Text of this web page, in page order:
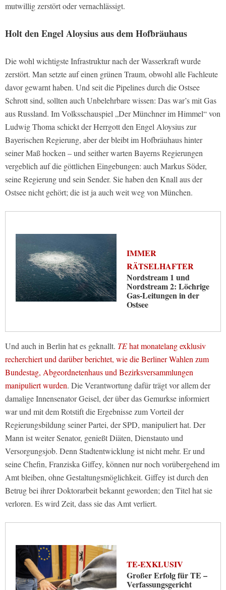
mutwillig zerstört oder vernachlässigt.
Holt den Engel Aloysius aus dem Hofbräuhaus
Die wohl wichtigste Infrastruktur nach der Wasserkraft wurde
zerstört. Man setzte auf einen grünen Traum, obwohl alle Fachleute
davor gewarnt haben. Und seit die Pipelines durch die Ostsee
Schrott sind, sollten auch Unbelehrbare wissen: Das war’s mit Gas
aus Russland. Im Volksschauspiel „Der Münchner im Himmel“ von
Ludwig Thoma schickt der Herrgott den Engel Aloysius zur
Bayerischen Regierung, aber der bleibt im Hofbräuhaus hinter
seiner Maß hocken – und seither warten Bayerns Regierungen
vergeblich auf die göttlichen Eingebungen: auch Markus Söder,
seine Regierung und sein Sender. Sie haben den Knall aus der
Ostsee nicht gehört; die ist ja auch weit weg von München.
IMMER
RÄTSELHAFTER
Nordstream 1 und
Nordstream 2: Löchrige
Gas-Leitungen in der
Ostsee
Und auch in Berlin hat es geknallt. TEhat monatelang exklusiv
recherchiert und darüber berichtet, wie die Berliner Wahlen zum
Bundestag, Abgeordnetenhaus und Bezirksversammlungen
manipuliert wurden. Die Verantwortung dafür trägt vor allem der
damalige Innensenator Geisel, der über das Gemurkse informiert
war und mit dem Rotstift die Ergebnisse zum Vorteil der
Regierungsbildung seiner Partei, der SPD, manipuliert hat. Der
Mann ist weiter Senator, genießt Diäten, Dienstauto und
Versorgungsjob. Denn Stadtentwicklung ist nicht mehr. Er und
seine Chefin, Franziska Giffey, können nur noch vorübergehend im
Amt bleiben, ohne Gestaltungsmöglichkeit. Giffey ist durch den
Betrug bei ihrer Doktorarbeit bekannt geworden; den Titel hat sie
verloren. Es wird Zeit, dass sie das Amt verliert.
TE-EXKLUSIV
Großer Erfolg für TE –
Verfassungsgericht